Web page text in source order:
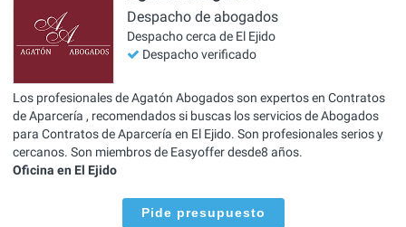
Despacho de abogados
Despacho cerca de El Ejido
Despacho verificado
Los profesionales de Agatón Abogados son expertos en Contratos
de Aparcería , recomendados si buscas los servicios de Abogados
para Contratos de Aparcería en El Ejido. Son profesionales serios y
cercanos. Son miembros de Easyoffer desde8 años.
Oficina en El Ejido
Pide presupuesto